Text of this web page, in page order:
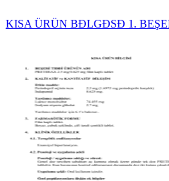
KISA ÜRÜN BĐLGĐSĐ 1.